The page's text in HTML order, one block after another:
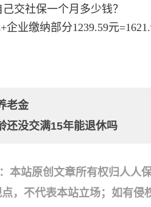
交社保一个月多少钱？
业缴纳部分1239.59元
老金
还没交满15年能退休吗
本站原创文章所有权归人人
，不代表本站立场；如有